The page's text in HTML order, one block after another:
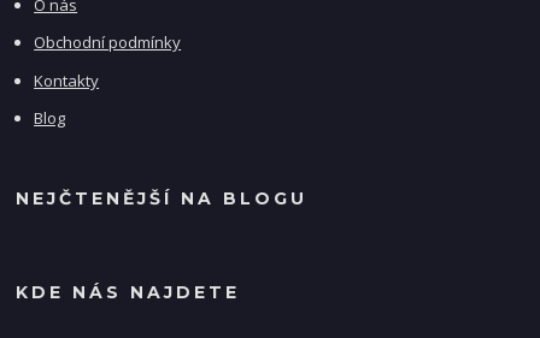
O nás
Obchodní podmínky
Kontakty
Blog
NEJČTENĚJŠÍ NA BLOGU
KDE NÁS NAJDETE